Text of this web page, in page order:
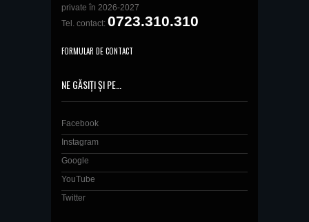
private în 2026-2027
Tel. contact: 0723.310.310
FORMULAR DE CONTACT
NE GĂSIȚI ȘI PE…
Facebook
Instagram
Google
YouTube
Twitter